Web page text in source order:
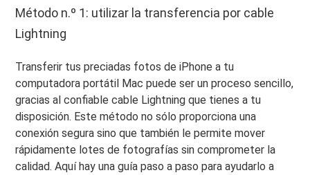
Método n.º 1: utilizar la transferencia por cable
Lightning
Transferir tus preciadas fotos de iPhone a tu
computadora portátil Mac puede ser un proceso sencillo,
gracias al confiable cable Lightning que tienes a tu
disposición. Este método no sólo proporciona una
conexión segura sino que también le permite mover
rápidamente lotes de fotografías sin comprometer la
calidad. Aquí hay una guía paso a paso para ayudarlo a